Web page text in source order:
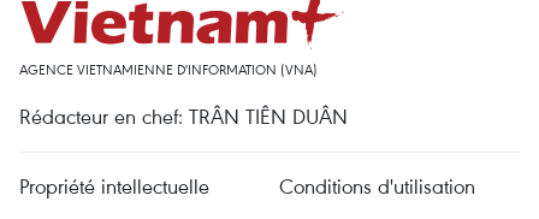
AGENCE VIETNAMIENNE D'INFORMATION (VNA)
Rédacteur en chef: TRÂN TIÊN DUÂN
Propriété intellectuelle
Conditions d'utilisation